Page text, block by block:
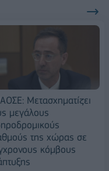
Μετασχηματίζει
μεγάλους
της χώρας σε
κόμβους